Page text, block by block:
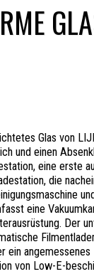
Glas von
und einen
eine erste
die
eine
Der
ein
von Low-E-